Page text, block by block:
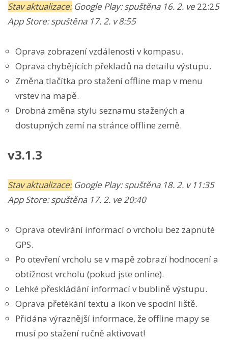
Stav aktualizace: Google Play: spuštěna 16. 2. ve 22:25
App Store:spuštěna 17. 2. v 8:55
Oprava zobrazení vzdálenosti v kompasu.
Oprava chybějících překladů na detailu výstupu.
Změna tlačítka pro stažení offline map v menu
vrstev na mapě.
Drobná změna stylu seznamu stažených a
dostupných zemí na stránce offline země.
v3.1.3
Stav aktualizace: Google Play:spuštěna 18. 2. v 11:35
App Store:spuštěna 17. 2. ve 20:40
Oprava otevírání informací o vrcholu bez zapnuté
GPS.
Po otevření vrcholu se v mapě zobrazí hodnocení a
obtížnost vrcholu (pokud jste online).
Lehké přeskládání informací v bublině výstupu.
Oprava přetékání textu a ikon ve spodní liště.
Přidána výraznější informace, že offline mapy se
musí po stažení ručně aktivovat!